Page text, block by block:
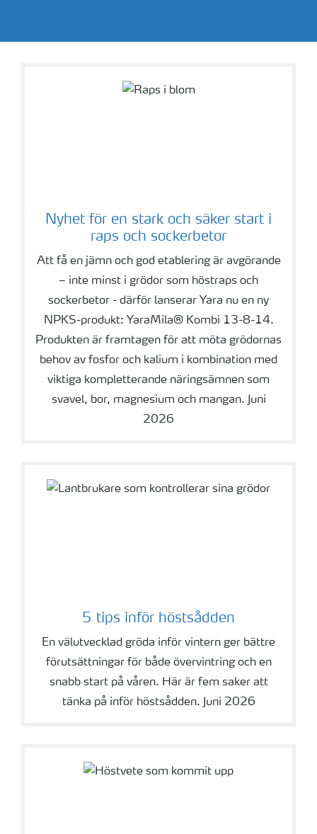
Nyhet för en stark och säker start i
raps och sockerbetor
Att få en jämn och god etablering är avgörande
– inte minst i grödor som höstraps och
sockerbetor - därför lanserar Yara nu en ny
NPKS-produkt: YaraMila® Kombi 13-8-14.
Produkten är framtagen för att möta grödornas
behov av fosfor och kalium i kombination med
viktiga kompletterande näringsämnen som
svavel, bor, magnesium och mangan. Juni
2026
5 tips inför höstsådden
En välutvecklad gröda inför vintern ger bättre
förutsättningar för både övervintring och en
snabb start på våren. Här är fem saker att
tänka på inför höstsådden. Juni 2026